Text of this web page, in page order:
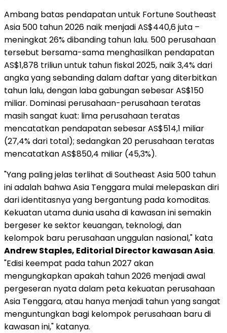
Ambang batas pendapatan untuk Fortune Southeast
Asia 500 tahun 2026 naik menjadi AS$440,6 juta –
meningkat 26% dibanding tahun lalu. 500 perusahaan
tersebut bersama-sama menghasilkan pendapatan
AS$1,878 triliun untuk tahun fiskal 2025, naik 3,4% dari
angka yang sebanding dalam daftar yang diterbitkan
tahun lalu, dengan laba gabungan sebesar AS$150
miliar. Dominasi perusahaan-perusahaan teratas
masih sangat kuat: lima perusahaan teratas
mencatatkan pendapatan sebesar AS$514,1 miliar
(27,4% dari total); sedangkan 20 perusahaan teratas
mencatatkan AS$850,4 miliar (45,3%).
"Yang paling jelas terlihat di Southeast Asia 500 tahun
ini adalah bahwa Asia Tenggara mulai melepaskan diri
dari identitasnya yang bergantung pada komoditas.
Kekuatan utama dunia usaha di kawasan ini semakin
bergeser ke sektor keuangan, teknologi, dan
kelompok baru perusahaan unggulan nasional," kata
Andrew Staples, Editorial Director kawasan Asia.
"Edisi keempat pada tahun 2027 akan
mengungkapkan apakah tahun 2026 menjadi awal
pergeseran nyata dalam peta kekuatan perusahaan
Asia Tenggara, atau hanya menjadi tahun yang sangat
menguntungkan bagi kelompok perusahaan baru di
kawasan ini," katanya.